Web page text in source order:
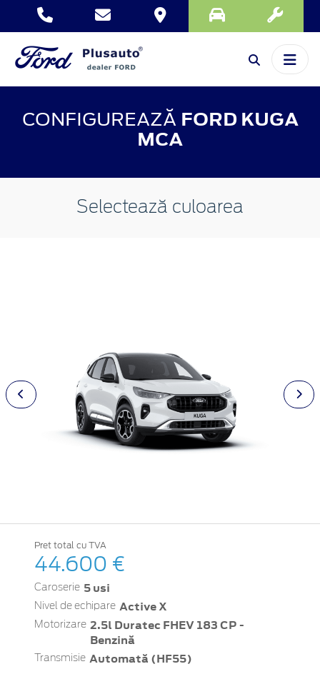
CONFIGUREAZĂ FORD KUGA
MCA
Selectează culoarea
Pret total cu TVA
44.600 €
Caroserie 5 usi
Nivel de echipare Active X
Motorizare 2.5l Duratec FHEV 183 CP -
Benzină
Transmisie Automată (HF55)